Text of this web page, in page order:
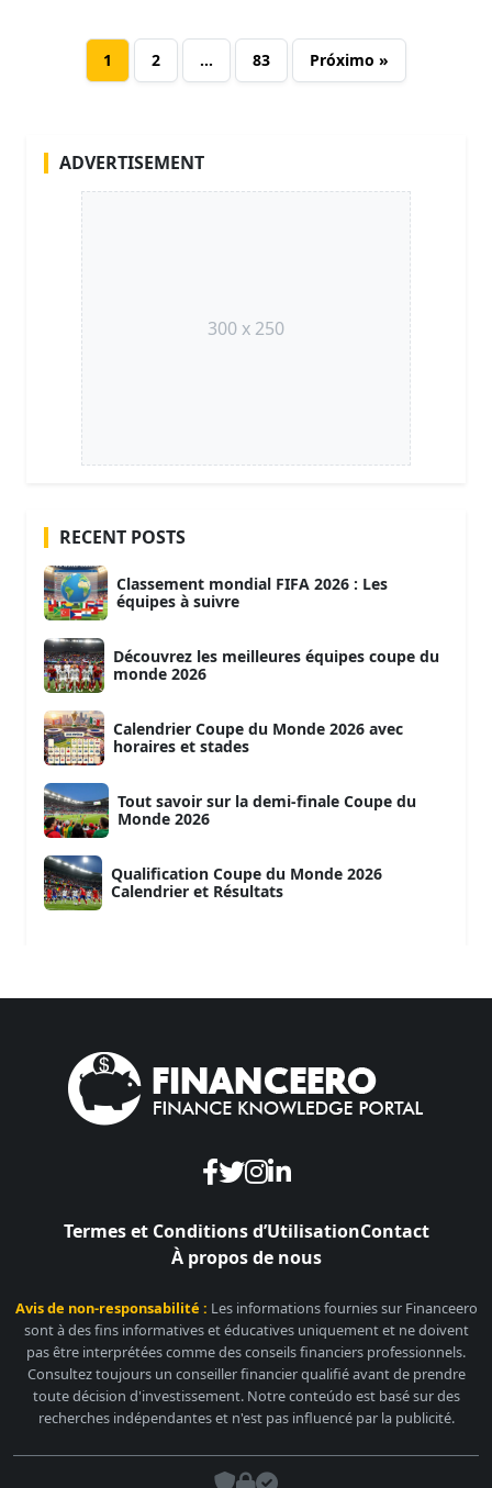
1 2 … 83 Próximo »
ADVERTISEMENT
300 x 250
RECENT POSTS
Classement mondial FIFA 2026 : Les
équipes à suivre
Découvrez les meilleures équipes coupe du
monde 2026
Calendrier Coupe du Monde 2026 avec
horaires et stades
Tout savoir sur la demi-finale Coupe du
Monde 2026
Qualification Coupe du Monde 2026
Calendrier et Résultats
Termes et Conditions d’UtilisationContact
À propos de nous
Avis de non-responsabilité : Les informations fournies sur Financeero
sont à des fins informatives et éducatives uniquement et ne doivent
pas être interprétées comme des conseils financiers professionnels.
Consultez toujours un conseiller financier qualifié avant de prendre
toute décision d'investissement. Notre conteúdo est basé sur des
recherches indépendantes et n'est pas influencé par la publicité.